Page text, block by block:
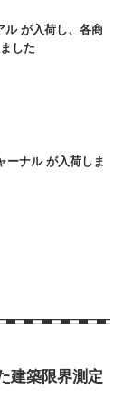
ル が入荷し、各商
した
ーナル が入荷しま